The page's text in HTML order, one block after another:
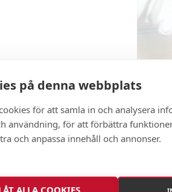
på denna webbplats
för att samla in och analysera
användning, för att förbättra
och anpassa innehåll och annonser.
ALLA COOKIES